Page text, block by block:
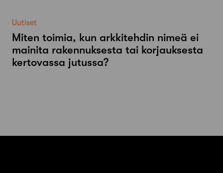
Uutiset
Miten toimia, kun arkkitehdin nimeä ei
mainita rakennuksesta tai korjauksesta
kertovassa jutussa?